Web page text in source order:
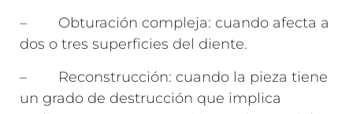
– Obturación compleja: cuando afecta a
dos o tres superficies del diente.
– Reconstrucción: cuando la pieza tiene
un grado de destrucción que implica